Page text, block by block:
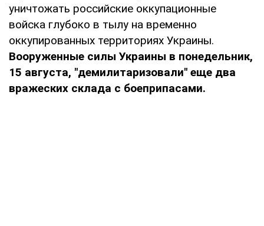
уничтожать российские оккупационные
войска глубоко в тылу на временно
оккупированных территориях Украины.
Вооруженные силы Украины в понедельник,
15 августа, "демилитаризовали" еще два
вражеских склада с боеприпасами.